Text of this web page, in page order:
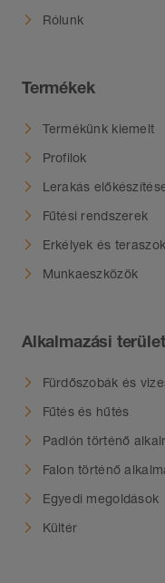
Rólunk
Termékek
Termékünk kiemelt
Profilok
Lerakás
Fűtési rendszerek
Erkélyek és teraszok
Munkaeszközök
Alkalmazási
Fürdőszobák és
Fűtés és hűtés
Padlón történő
Falon történő
Egyedi megoldások
Kültér